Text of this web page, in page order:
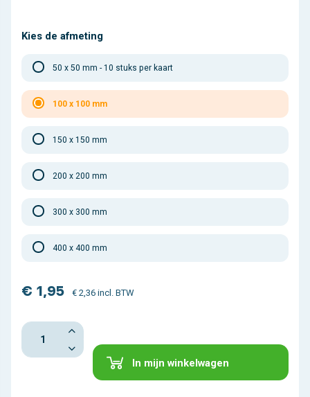
Kies de afmeting
50 x 50 mm - 10 stuks per kaart
100 x 100 mm
150 x 150 mm
200 x 200 mm
300 x 300 mm
400 x 400 mm
€ 1,95 € 2,36 incl. BTW
In mijn winkelwagen